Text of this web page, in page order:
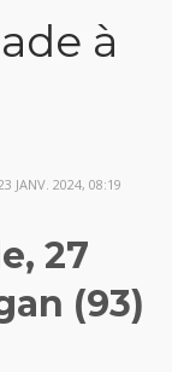
à
JANV. 2024, 08:19
27
(93)